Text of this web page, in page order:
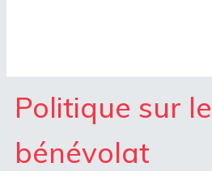
Politique sur le
bénévolat